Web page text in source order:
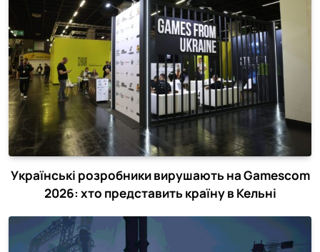
Українські розробники вирушають на Gamescom
2026: хто представить країну в Кельні